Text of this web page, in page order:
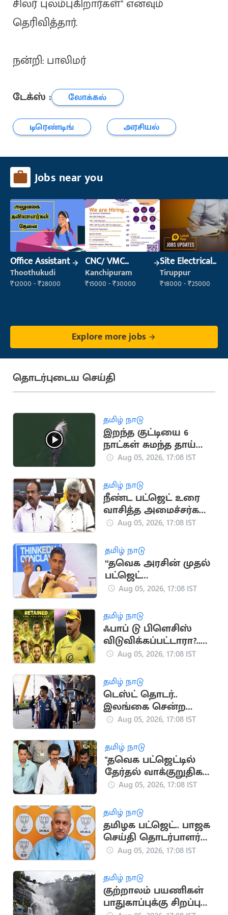
சிலர் புலம்புகிறார்கள்" எனவும்
தெரிவித்தார்.
நன்றி: பாலிமர்
டேக்ஸ் :
லோக்கல்
டிரெண்டிங்
அரசியல்
Jobs near you
Office Assistant
Thoothukudi
₹12000 - ₹28000
CNC/ VMC
Operator
Kanchipuram
₹15000 - ₹30000
Site Electrical
Engineer
Tiruppur
₹18000 - ₹25000
Explore more jobs
தொடர்புடைய செய்தி
தமிழ் நாடு
இறந்த குட்டியை 6
நாட்கள் சுமந்த தாய்
டால்பின் (வைரல்
Aug 05, 2026, 17:08 IST
தமிழ் நாடு
நீண்ட பட்ஜெட் உரை
வாசித்த அமைச்சர்கள்
பட்டியலில் மரிய
Aug 05, 2026, 17:08 IST
தமிழ் நாடு
“தவெக அரசின் முதல்
பட்ஜெட்
யதார்த்தமானது”..
கருத்து
Aug 05, 2026, 17:08 IST
தமிழ் நாடு
ஃபாப் டு பிளெசிஸ்
விடுவிக்கப்பட்டாரா?..
ஜோபர்க் சூப்பர் கிங்ஸ்
Aug 05, 2026, 17:08 IST
தமிழ் நாடு
டெஸ்ட் தொடர்..
இலங்கை சென்ற
இந்திய கிரிக்கெட்
Aug 05, 2026, 17:08 IST
தமிழ் நாடு
"தவெக பட்ஜெட்டில்
தேர்தல் வாக்குறுதிகள்
இடம்பெறவில்லை"..
Aug 05, 2026, 17:08 IST
தமிழ் நாடு
தமிழக பட்ஜெட்.. பாஜக
செய்தி தொடர்பாளர்
விமர்சனம்
Aug 05, 2026, 17:08 IST
தமிழ் நாடு
குற்றாலம் பயணிகள்
பாதுகாப்புக்கு சிறப்பு